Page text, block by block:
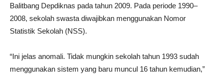
Balitbang Depdiknas pada tahun 2009. Pada periode 1990–
2008, sekolah swasta diwajibkan menggunakan Nomor
Statistik Sekolah (NSS).
“Ini jelas anomali. Tidak mungkin sekolah tahun 1993 sudah
menggunakan sistem yang baru muncul 16 tahun kemudian,”